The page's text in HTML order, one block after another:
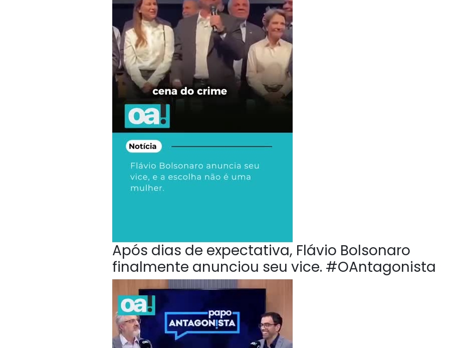
Após dias de expectativa, Flávio Bolsonaro
finalmente anunciou seu vice. #OAntagonista